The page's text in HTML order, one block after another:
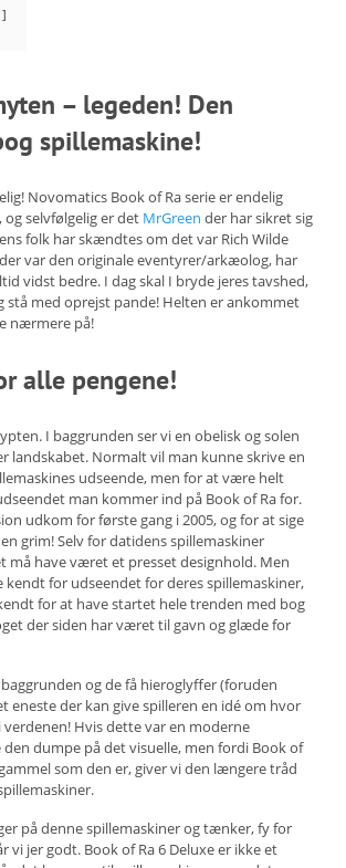
– legeden! Den
spillemaskine!
Novomatics Book of Ra serie er endelig
selvfølgelig er det MrGreen der har sikret sig
folk har skændtes om det var Rich Wilde
var den originale eventyrer/arkæolog, har
vidst bedre. I dag skal I bryde jeres tavshed,
stå med oprejst pande! Helten er ankommet
nærmere på!
alle pengene!
I baggrunden ser vi en obelisk og solen
landskabet. Normalt vil man kunne skrive en
udseende, men for at være helt
man kommer ind på Book of Ra for.
udkom for første gang i 2005, og for at sige
grim! Selv for datidens spillemaskiner
have været et presset designhold. Men
kendt for udseendet for deres spillemaskiner,
for at have startet hele trenden med bog
der siden har været til gavn og glæde for
og de få hieroglyffer (foruden
eneste der kan give spilleren en idé om hvor
verdenen! Hvis dette var en moderne
den dumpe på det visuelle, men fordi Book of
som den er, giver vi den længere tråd
på denne spillemaskiner og tænker, fy for
vi jer godt. Book of Ra 6 Deluxe er ikke et